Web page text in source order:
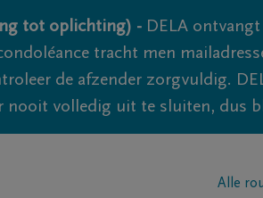
tot oplichting) - DELA
tracht men
de afzender zorgvuldig.
volledig uit te sluiten, dus
Alle